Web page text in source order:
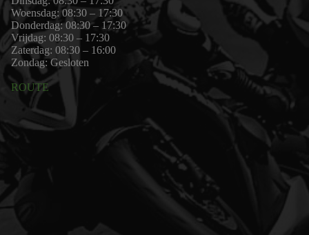
Woensdag: 08:30 – 17:30
Donderdag: 08:30 – 17:30
Vrijdag: 08:30 – 17:30
Zaterdag: 08:30 – 16:00
Zondag: Gesloten
ROUTE